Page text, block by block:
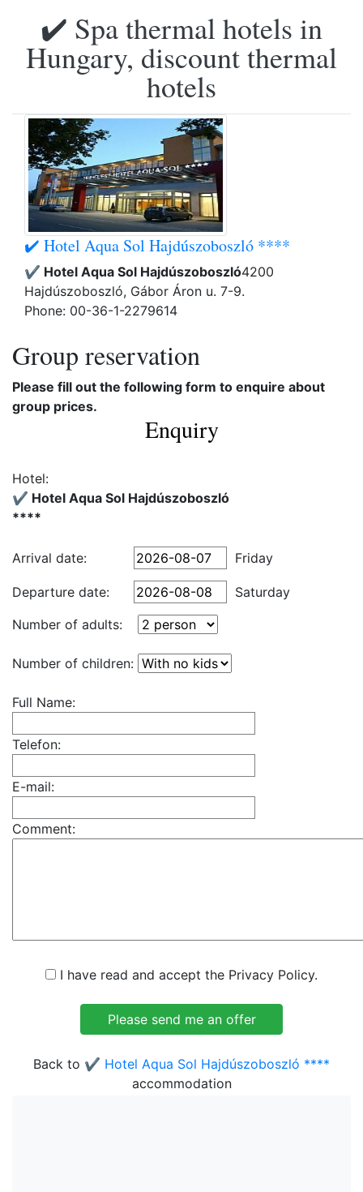
✔️ Spa thermal hotels in
Hungary, discount thermal
hotels
✔️ Hotel Aqua Sol Hajdúszoboszló ****
✔️ Hotel Aqua Sol Hajdúszoboszló4200
Hajdúszoboszló, Gábor Áron u. 7-9.
Phone: 00-36-1-2279614
Group reservation
Please fill out the following form to enquire about
group prices.
Enquiry
Hotel:
✔️ Hotel Aqua Sol Hajdúszoboszló
****
Arrival date: Friday
Departure date:
Saturday
Number of adults:
Number of children:
Full Name:
Telefon:
E-mail:
Comment:
I have read and accept the Privacy Policy.
Back to ✔️ Hotel Aqua Sol Hajdúszoboszló ****
accommodation